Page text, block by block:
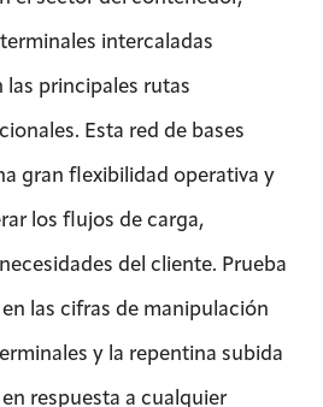
intercaladas
principales rutas
Esta red de bases
gran flexibilidad operativa y
los flujos de carga,
del cliente. Prueba
las cifras de manipulación
y la repentina subida
respuesta a cualquier